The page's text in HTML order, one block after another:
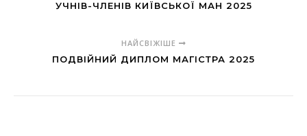
УЧНІВ-ЧЛЕНІВ КИЇВСЬКОЇ МАН 2025
НАЙСВІЖІШЕ
ПОДВІЙНИЙ ДИПЛОМ МАГІСТРА 2025